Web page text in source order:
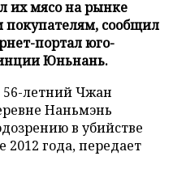
их мясо на рынке
сообщил
портал юго-
Юньнань.
56-летний Чжан
Наньмэнь
в убийстве
года, передает